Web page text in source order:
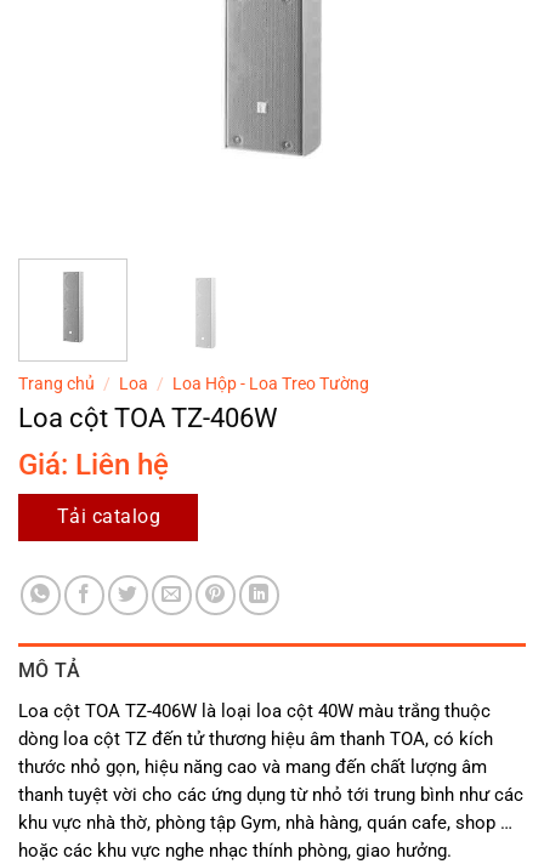
Trang chủ / Loa / Loa Hộp - Loa Treo Tường
Loa cột TOA TZ-406W
Giá: Liên hệ
Tải catalog
MÔ TẢ
Loa cột TOA TZ-406W là loại loa cột 40W màu trắng thuộc
dòng loa cột TZ đến tử thương hiệu âm thanh TOA, có kích
thước nhỏ gọn, hiệu năng cao và mang đến chất lượng âm
thanh tuyệt vời cho các ứng dụng từ nhỏ tới trung bình như các
khu vực nhà thờ, phòng tập Gym, nhà hàng, quán cafe, shop …
hoặc các khu vực nghe nhạc thính phòng, giao hưởng.